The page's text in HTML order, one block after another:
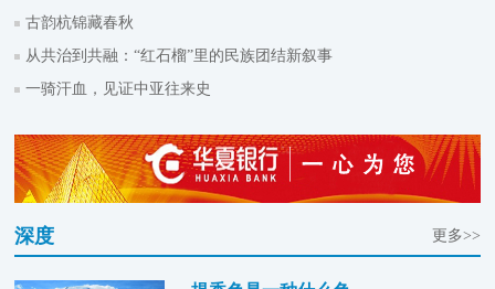
古韵杭锦藏春秋
从共治到共融：“红石榴”里的民族团结新叙事
一骑汗血，见证中亚往来史
深度 更多>>